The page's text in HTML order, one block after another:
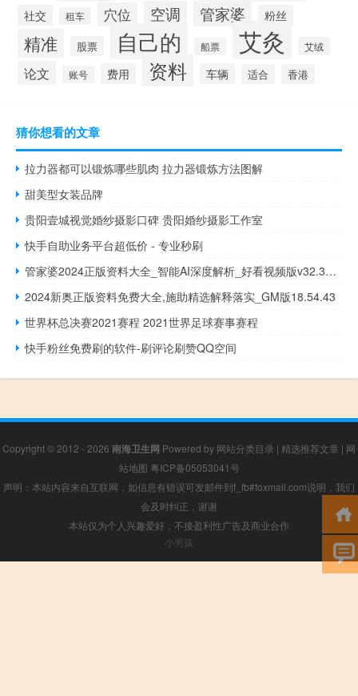
社交 租车 穴位 空调 管家婆 粉丝
精准 股票 自己的 船票 艾灸 艾绒
论文 账号 费用 资料 车辆 适合 香港
猜你想看的文章
拉力器都可以锻炼哪些肌肉 拉力器锻炼方法图解
甜美型女装品牌
贵阳壹城视觉婚纱摄影口碑 贵阳婚纱摄影工作室
快手自助业务平台超低价 - 专业秒刷
管家婆2024正版资料大全_智能AI深度解析_好看视频版v32.31.909
2024新奥正版资料免费大全,施助精选解释落实_GM版18.54.43
世界杯总决赛2021赛程 2021世界足球赛事赛程
快手粉丝免费刷的软件-刷评论刷赞QQ空间
Copyright © 2012 - 2026 南海卫生网 Powered by 网站分类目录 | 精选推荐文章 | 网
站地图 粤ICP备05053041号
声明：本站内容来自互联网，如信息有错误可发邮件到f_fb#foxmail.com说明，我们
会及时纠正，谢谢
本站仅为个人兴趣爱好，不接盈利性广告及商业合作
小男孩